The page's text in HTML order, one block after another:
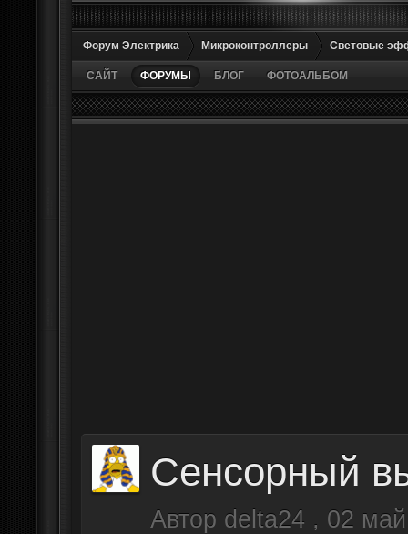
Форум Электрика Микроконтроллеры Световые
САЙТ ФОРУМЫ БЛОГ ФОТОАЛЬБОМ
Сенсорный
Автор delta24 , 02